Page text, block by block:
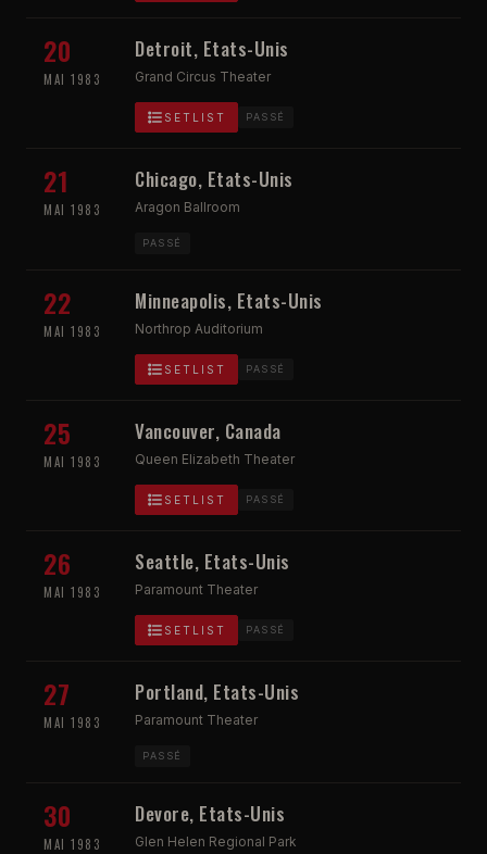
20
MAI 1983
Detroit, Etats-Unis
Grand Circus Theater
SETLIST PASSÉ
21
MAI 1983
Chicago, Etats-Unis
Aragon Ballroom
PASSÉ
22
MAI 1983
Minneapolis, Etats-Unis
Northrop Auditorium
SETLIST PASSÉ
25
MAI 1983
Vancouver, Canada
Queen Elizabeth Theater
SETLIST PASSÉ
26
MAI 1983
Seattle, Etats-Unis
Paramount Theater
SETLIST PASSÉ
27
MAI 1983
Portland, Etats-Unis
Paramount Theater
PASSÉ
30
MAI 1983
Devore, Etats-Unis
Glen Helen Regional Park